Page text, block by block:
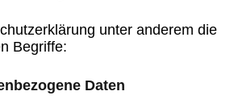
unter anderem die
Begriffe:
Daten